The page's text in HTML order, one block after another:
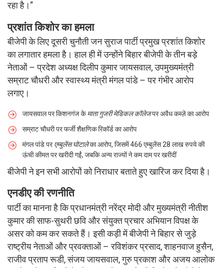
रहा है।”
प्रशांत किशोर का हमला
बीजेपी के लिए दूसरी चुनौती जन सुराज पार्टी प्रमुख प्रशांत किशोर
का लगातार हमला है। हाल ही में उन्होंने बिहार बीजेपी के तीन बड़े
नेताओं – प्रदेश अध्यक्ष दिलीप कुमार जायसवाल, उपमुख्यमंत्री
सम्राट चौधरी और स्वास्थ्य मंत्री मंगल पांडे – पर गंभीर आरोप
लगाए।
जायसवाल पर किशनगंज केमाता गुजरी मेडिकल कॉलेजपर अवैध कब्ज़े का आरोप
सम्राट चौधरी पर फर्जी शैक्षणिक रिकॉर्ड का आरोप
मंगल पांडे परएम्बुलेंस घोटालेका आरोप, जिसमें 466 एम्बुलेंस 28 लाख रुपये की
ऊंची कीमत पर खरीदी गईं, जबकि अन्य राज्यों ने कम दाम पर खरीदीं
बीजेपी ने इन सभी आरोपों को निराधार बताते हुए खारिज कर दिया है।
एनडीए की रणनीति
पार्टी का मानना है कि प्रधानमंत्री नरेंद्र मोदी और मुख्यमंत्री नीतीश
कुमार की साफ-सुथरी छवि और संयुक्त प्रचार अभियान विपक्ष के
असर को कम कर सकते हैं। इसी कड़ी में बीजेपी ने बिहार से जुड़े
राष्ट्रीय नेताओं और प्रवक्ताओं – रविशंकर प्रसाद, शाहनवाज हुसैन,
राजीव प्रताप रूडी, संजय जायसवाल, गुरु प्रकाश और अजय आलोक